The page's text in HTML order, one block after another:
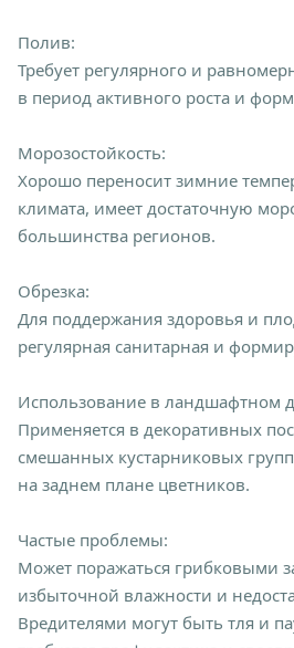
Полив:
Требует регулярного и
в период активного роста и
Морозостойкость:
Хорошо переносит зимние
климата, имеет достаточную
большинства регионов.
Обрезка:
Для поддержания здоровья и
регулярная санитарная и
Использование в ландшафтном
Применяется в декоративных
смешанных кустарниковых
на заднем плане цветников.
Частые проблемы:
Может поражаться грибковыми
избыточной влажности и
Вредителями могут быть тля и